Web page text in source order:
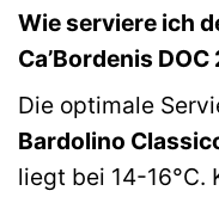
Wie serviere ich
Ca’Bordenis
Die optimale
Bardolino
liegt bei 14-16°C.